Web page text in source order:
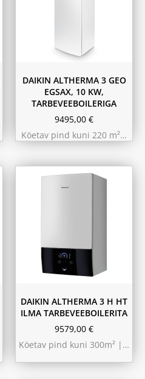
DAIKIN ALTHERMA 3 GEO
EGSAX, 10 KW,
TARBEVEEBOILERIGA
9495,00 €
Köetav pind kuni 220 m²…
10.44 kW 260m²
9.75 kW 220m²
DAIKIN ALTHERMA 3 H HT
ILMA TARBEVEEBOILERITA
9579,00 €
Köetav pind kuni 300m² |…